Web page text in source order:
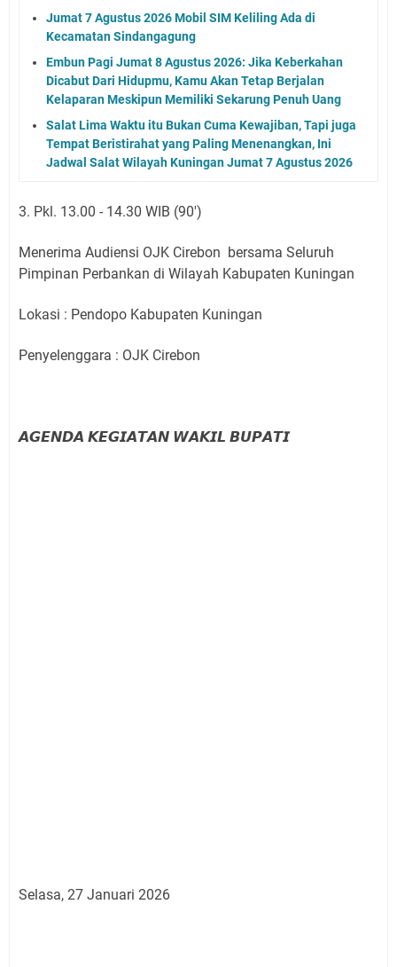
Jumat 7 Agustus 2026 Mobil SIM Keliling Ada di
Kecamatan Sindangagung
Embun Pagi Jumat 8 Agustus 2026: Jika Keberkahan
Dicabut Dari Hidupmu, Kamu Akan Tetap Berjalan
Kelaparan Meskipun Memiliki Sekarung Penuh Uang
Salat Lima Waktu itu Bukan Cuma Kewajiban, Tapi juga
Tempat Beristirahat yang Paling Menenangkan, Ini
Jadwal Salat Wilayah Kuningan Jumat 7 Agustus 2026
3. Pkl. 13.00 - 14.30 WIB (90')
Menerima Audiensi OJK Cirebon bersama Seluruh
Pimpinan Perbankan di Wilayah Kabupaten Kuningan
Lokasi : Pendopo Kabupaten Kuningan
Penyelenggara : OJK Cirebon
𝘼𝙂𝙀𝙉𝘿𝘼 𝙆𝙀𝙂𝙄𝘼𝙏𝘼𝙉 𝙒𝘼𝙆𝙄𝙇 𝘽𝙐𝙋𝘼𝙏𝙄
Selasa, 27 Januari 2026